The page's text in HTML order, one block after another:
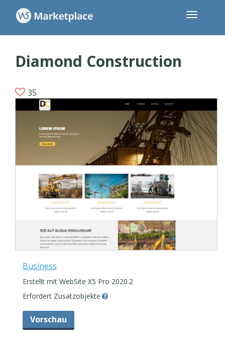
Diamond Construction
35
Business
Erstellt mit WebSite X5 Pro 2020.2
Erfordert Zusatzobjekte
Vorschau